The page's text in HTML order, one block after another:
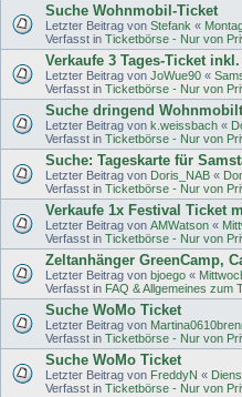
Suche Wohnmobil-Ticket
Letzter Beitrag von Stefank «
Verfasst in Ticketbörse - Nur von
Verkaufe 3 Tages-Ticket
Letzter Beitrag von JoWue90 «
Verfasst in Ticketbörse - Nur von
Suche dringend
Letzter Beitrag von k.weissbach «
Verfasst in Ticketbörse - Nur von
Suche: Tageskarte für
Letzter Beitrag von Doris_NAB «
Verfasst in Ticketbörse - Nur von
Verkaufe 1x Festival Ticket
Letzter Beitrag von AMWatson «
Verfasst in Ticketbörse - Nur von
Zeltanhänger GreenCamp,
Letzter Beitrag von bjoego «
Verfasst in FAQ & Allgemeines zum
Suche WoMo Ticket
Letzter Beitrag von
Verfasst in Ticketbörse - Nur von
Suche WoMo Ticket
Letzter Beitrag von FreddyN «
Verfasst in Ticketbörse - Nur von